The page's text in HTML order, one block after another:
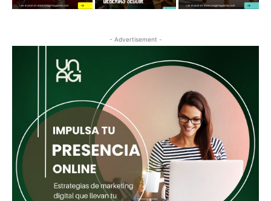
- Advertisement -